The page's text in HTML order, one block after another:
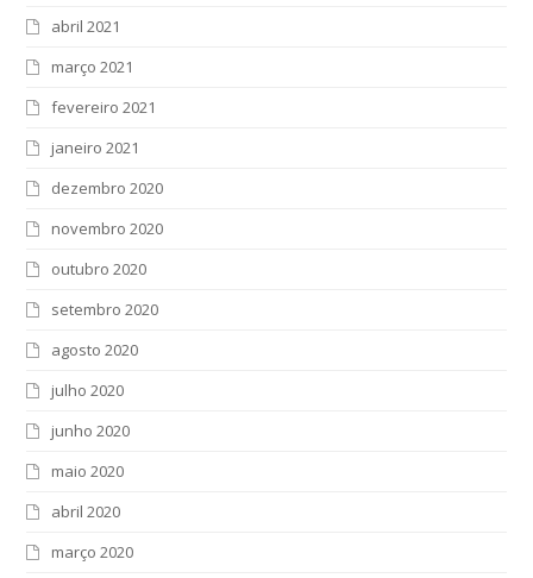
abril 2021
março 2021
fevereiro 2021
janeiro 2021
dezembro 2020
novembro 2020
outubro 2020
setembro 2020
agosto 2020
julho 2020
junho 2020
maio 2020
abril 2020
março 2020